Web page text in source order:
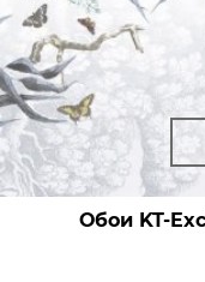
Обои KT-